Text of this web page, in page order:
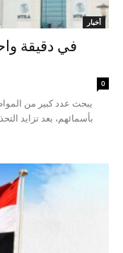
أخبار
في دقيقة
0
يبحث عدد كبير من
بأسمائهم، بعد تزايد